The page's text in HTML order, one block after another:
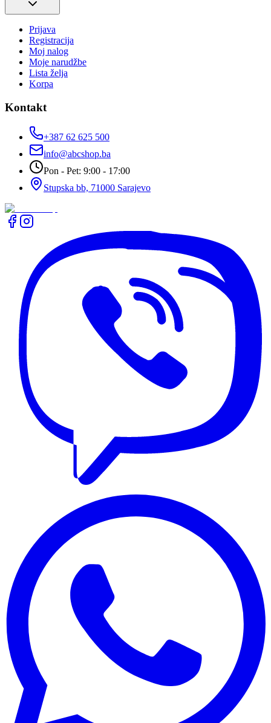
Prijava
Registracija
Moj nalog
Moje narudžbe
Lista želja
Korpa
Kontakt
+387 62 625 500
info@abcshop.ba
Pon - Pet: 9:00 - 17:00
Stupska bb, 71000 Sarajevo